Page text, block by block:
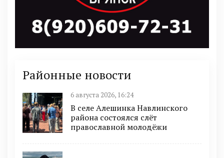
Районные новости
6 августа 2026, 16:24
В селе Алешинка Навлинского
района состоялся слёт
православной молодёжи